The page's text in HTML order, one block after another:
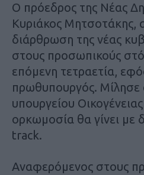
Ο πρόεδρος της Νέας
Κυριάκος Μητσοτάκης,
διάρθρωση της νέας
στους προσωπικούς
επόμενη τετραετία,
πρωθυπουργός. Μίλησε
υπουργείου
ορκωμοσία θα γίνει με
track.
Αναφερόμενος στους